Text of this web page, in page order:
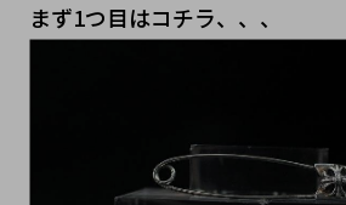
まず1つ目はコチラ、、、